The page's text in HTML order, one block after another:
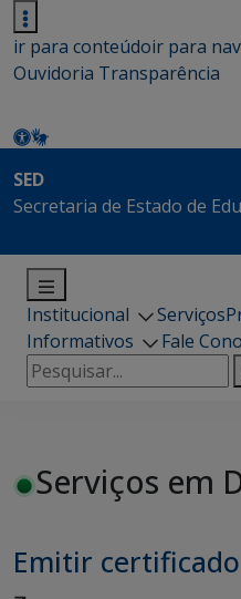
ir para conteúdoir para
Ouvidoria Transparência
SED
Secretaria de Estado de
Institucional Serviços
Informativos
Fale
Pesquisar
por:
Serviços em
Emitir